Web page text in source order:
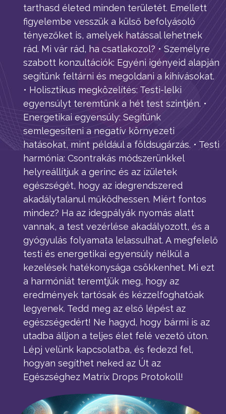
tarthasd életed minden területét. Emellett
figyelembe vesszük a külső befolyásoló
tényezőket is, amelyek hatással lehetnek
rád. Mi vár rád, ha csatlakozol? • Személyre
szabott konzultációk: Egyéni igényeid alapján
segítünk feltárni és megoldani a kihívásokat.
• Holisztikus megközelítés: Testi-lelki
egyensúlyt teremtünk a hét test szintjén. •
Energetikai egyensúly: Segítünk
semlegesíteni a negatív környezeti
hatásokat, mint például a földsugárzás. • Testi
harmónia: Csontrakás módszerünkkel
helyreállítjuk a gerinc és az ízületek
egészségét, hogy az idegrendszered
akadálytalanul működhessen. Miért fontos
mindez? Ha az idegpályák nyomás alatt
vannak, a test vezérlése akadályozott, és a
gyógyulás folyamata lelassulhat. A megfelelő
testi és energetikai egyensúly nélkül a
kezelések hatékonysága csökkenhet. Mi ezt
a harmóniát teremtjük meg, hogy az
eredmények tartósak és kézzelfoghatóak
legyenek. Tedd meg az első lépést az
egészségedért! Ne hagyd, hogy bármi is az
utadba álljon a teljes élet felé vezető úton.
Lépj velünk kapcsolatba, és fedezd fel,
hogyan segíthet neked az Út az
Egészséghez Matrix Drops Protokoll!